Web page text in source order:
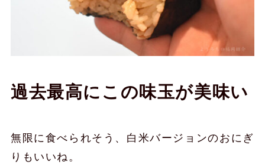
過去最高にこの味玉が美味い
無限に食べられそう、白米バージョンのおにぎ
りもいいね。